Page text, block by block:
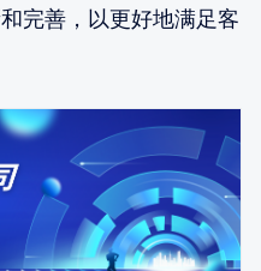
完善，以更好地满足客